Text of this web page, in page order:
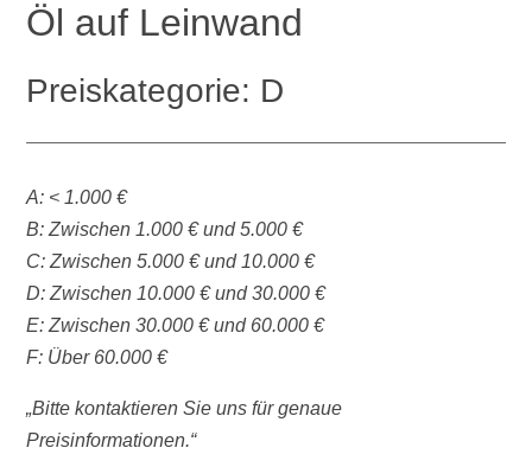
Öl auf Leinwand
Preiskategorie: D
A: < 1.000 €
B: Zwischen 1.000 € und 5.000 €
C: Zwischen 5.000 € und 10.000 €
D: Zwischen 10.000 € und 30.000 €
E: Zwischen 30.000 € und 60.000 €
F: Über 60.000 €
„Bitte kontaktieren Sie uns für genaue
Preisinformationen.“